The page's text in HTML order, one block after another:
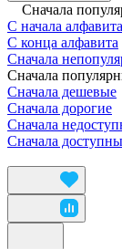
Сначала
С начала алфавита
С конца алфавита
Сначала
Сначала
Сначала дешевые
Сначала дорогие
Сначала
Сначала